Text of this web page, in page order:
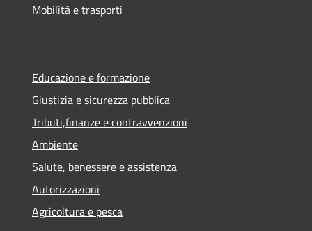
Mobilità e trasporti
Educazione e formazione
Giustizia e sicurezza pubblica
Tributi,finanze e contravvenzioni
Ambiente
Salute, benessere e assistenza
Autorizzazioni
Agricoltura e pesca